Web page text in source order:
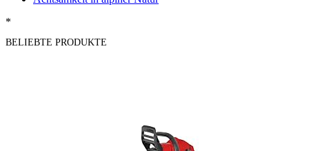
*
BELIEBTE PRODUKTE